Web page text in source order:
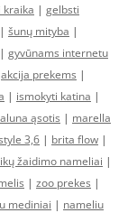
kraika | gelbsti
| šunų mityba |
| gyvūnams internetu
akcija prekems |
| ismokyti katina |
ąsotis | marella
3,6 | brita flow |
žaidimo nameliai |
| zoo prekes |
mediniai | nameliu